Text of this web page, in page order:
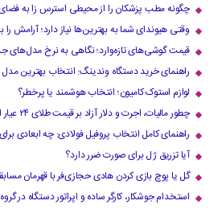
چگونه مطب پزشکان را از محیطی استرس زا به
وقتی هیوندای شما به بهترین‌ها نیاز دارد؛ آرامش را
قیمت گوشی‌های تازه‌وارد؛ نگاهی به نرخ مدل‌های
راهنمای خرید دستگاه وندینگ: انتخاب بهترین
لوازم استوک کامیون؛ انتخاب هوشمند یا پرخطر؟
چطور مالیات، اجرت و دلار آزاد بر قیمت طلای ۲۴ عیار اثر می‌گذارد؟
راهنمای کامل انتخاب پروفیل فولادی: چه ابعادی
آیا تزریق ژل برای صورت ضرر دارد​؟
گل یا پوچ بازی کردن هادی حجازی‌فر با قهرمان
استخدام جوشکار، کارگر ساده و اپراتور دستگاه در